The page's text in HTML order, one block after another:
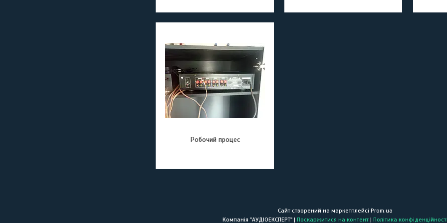
Робочий процес
Сайт створений на маркетплейсі Prom.ua
Компанія "АУДІОЕКСПЕРТ" | Поскаржитися на контент | Політика конфіденційності